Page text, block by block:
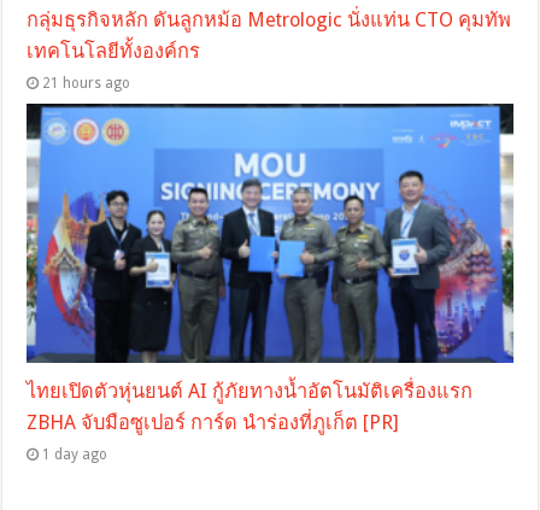
กลุ่มธุรกิจหลัก ดันลูกหม้อ Metrologic นั่งแท่น CTO คุมทัพ
เทคโนโลยีทั้งองค์กร
21 hours ago
ไทยเปิดตัวหุ่นยนต์ AI กู้ภัยทางน้ำอัตโนมัติเครื่องแรก
ZBHA จับมือซูเปอร์ การ์ด นำร่องที่ภูเก็ต [PR]
1 day ago